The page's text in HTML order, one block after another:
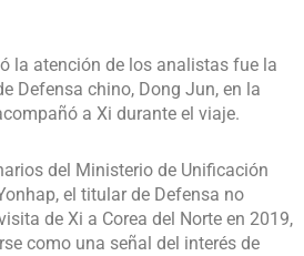
la atención de los analistas fue la
Defensa chino, Dong Jun, en la
a Xi durante el viaje.
del Ministerio de Unificación
el titular de Defensa no
de Xi a Corea del Norte en 2019,
como una señal del interés de